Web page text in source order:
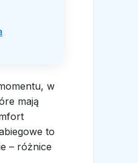
w
mają
to
– różnice